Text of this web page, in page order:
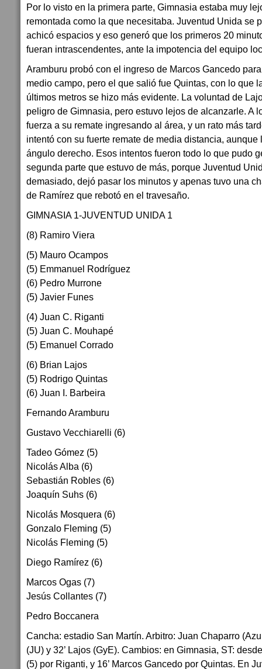
Por lo visto en la primera parte, Gimnasia estaba muy
remontada como la que necesitaba. Juventud Unida se
achicó espacios y eso generó que los primeros 20
fueran intrascendentes, ante la impotencia del equipo
Aramburu probó con el ingreso de Marcos Gancedo
medio campo, pero el que salió fue Quintas, con lo que
últimos metros se hizo más evidente. La voluntad de
peligro de Gimnasia, pero estuvo lejos de alcanzarle. A
fuerza a su remate ingresando al área, y un rato más
intentó con su fuerte remate de media distancia,
ángulo derecho. Esos intentos fueron todo lo que pudo
segunda parte que estuvo de más, porque Juventud
demasiado, dejó pasar los minutos y apenas tuvo una
de Ramírez que rebotó en el travesaño.
GIMNASIA 1-JUVENTUD UNIDA 1
(8) Ramiro Viera
(5) Mauro Ocampos
(5) Emmanuel Rodríguez
(6) Pedro Murrone
(5) Javier Funes
(4) Juan C. Riganti
(5) Juan C. Mouhapé
(5) Emanuel Corrado
(6) Brian Lajos
(5) Rodrigo Quintas
(6) Juan I. Barbeira
Fernando Aramburu
Gustavo Vecchiarelli (6)
Tadeo Gómez (5)
Nicolás Alba (6)
Sebastián Robles (6)
Joaquín Suhs (6)
Nicolás Mosquera (6)
Gonzalo Fleming (5)
Nicolás Fleming (5)
Diego Ramírez (6)
Marcos Ogas (7)
Jesús Collantes (7)
Pedro Boccanera
Cancha: estadio San Martín. Arbitro: Juan Chaparro
(JU) y 32’ Lajos (GyE). Cambios: en Gimnasia, ST:
(5) por Riganti, y 16’ Marcos Gancedo por Quintas. En